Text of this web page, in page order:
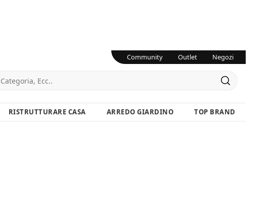
Community Outlet Negozi
RISTRUTTURARE CASA ARREDO GIARDINO TOP BRAND